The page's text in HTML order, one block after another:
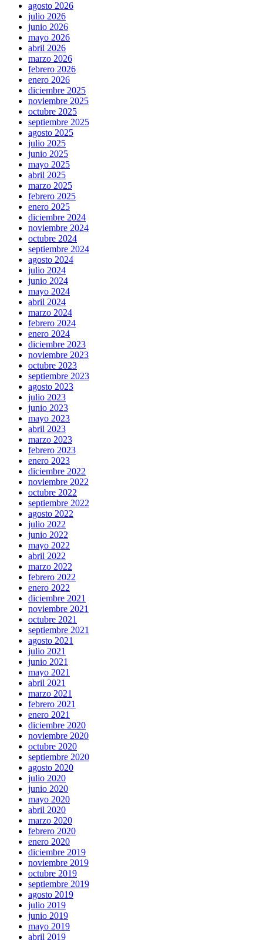
agosto 2026
julio 2026
junio 2026
mayo 2026
abril 2026
marzo 2026
febrero 2026
enero 2026
diciembre 2025
noviembre 2025
octubre 2025
septiembre 2025
agosto 2025
julio 2025
junio 2025
mayo 2025
abril 2025
marzo 2025
febrero 2025
enero 2025
diciembre 2024
noviembre 2024
octubre 2024
septiembre 2024
agosto 2024
julio 2024
junio 2024
mayo 2024
abril 2024
marzo 2024
febrero 2024
enero 2024
diciembre 2023
noviembre 2023
octubre 2023
septiembre 2023
agosto 2023
julio 2023
junio 2023
mayo 2023
abril 2023
marzo 2023
febrero 2023
enero 2023
diciembre 2022
noviembre 2022
octubre 2022
septiembre 2022
agosto 2022
julio 2022
junio 2022
mayo 2022
abril 2022
marzo 2022
febrero 2022
enero 2022
diciembre 2021
noviembre 2021
octubre 2021
septiembre 2021
agosto 2021
julio 2021
junio 2021
mayo 2021
abril 2021
marzo 2021
febrero 2021
enero 2021
diciembre 2020
noviembre 2020
octubre 2020
septiembre 2020
agosto 2020
julio 2020
junio 2020
mayo 2020
abril 2020
marzo 2020
febrero 2020
enero 2020
diciembre 2019
noviembre 2019
octubre 2019
septiembre 2019
agosto 2019
julio 2019
junio 2019
mayo 2019
abril 2019